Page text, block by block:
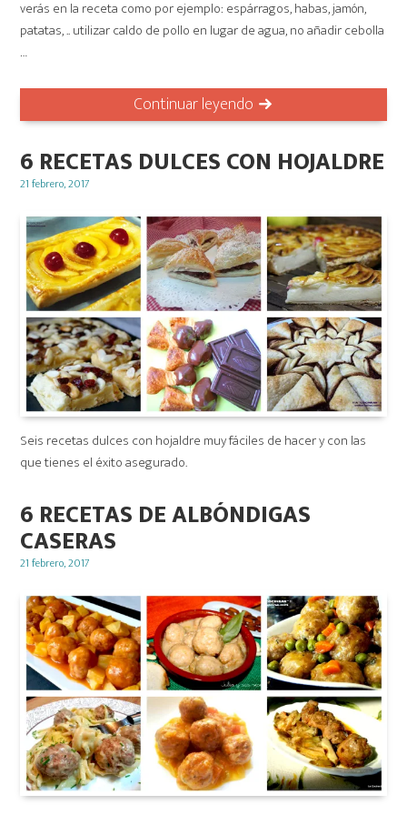
verás en la receta como por ejemplo: espárragos, habas, jamón,
patatas, .. utilizar caldo de pollo en lugar de agua, no añadir cebolla
…
Continuar leyendo
6 RECETAS DULCES CON HOJALDRE
Posted
21 febrero, 2017
Seis recetas dulces con hojaldre muy fáciles de hacer y con las
que tienes el éxito asegurado.
6 RECETAS DE ALBÓNDIGAS
CASERAS
Posted
21 febrero, 2017